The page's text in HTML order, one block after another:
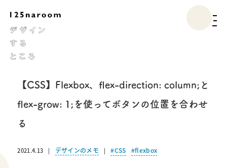
【CSS】Flexbox、flex-direction: column;と
flex-grow: 1;を使ってボタンの位置を合わせ
る
2021.4.13 デザインのメモ CSS flexbox